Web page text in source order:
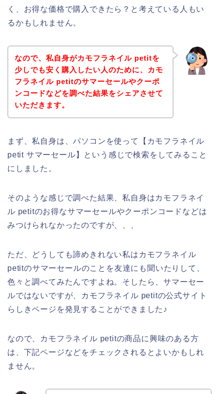
く、お得な価格で購入できたら？と考えている人もい
るかもしれません。
なので、私自身がカモフラネイル petitを
少しでも安く購入したい人のために、カモ
フラネイル petitのサマーセールやクーポ
ンコードなどを調べた結果をシェアさせて
いただきます。
まず、私自身は、パソコンを使って【カモフラネイル
petit サマーセール】という感じで検索をしてみること
にしました。
そのような感じで調べた結果、私自身はカモフラネイ
ル petitのお得なサマーセールやクーポンコードなどは
みつけられなかったのですが、、、
ただ、どうしても諦めきれない私はカモフラネイル
petitのサマーセールのことを友達にも聞いたりして、
色々と調べてみたんですよね。そしたら、サマーセー
ルではないですが、カモフラネイル petitの公式サイト
らしきページを発見することができました♪
なので、カモフラネイル petitの商品に興味のある方
は、下記ページなどをチェックされるとよいかもしれ
ません。